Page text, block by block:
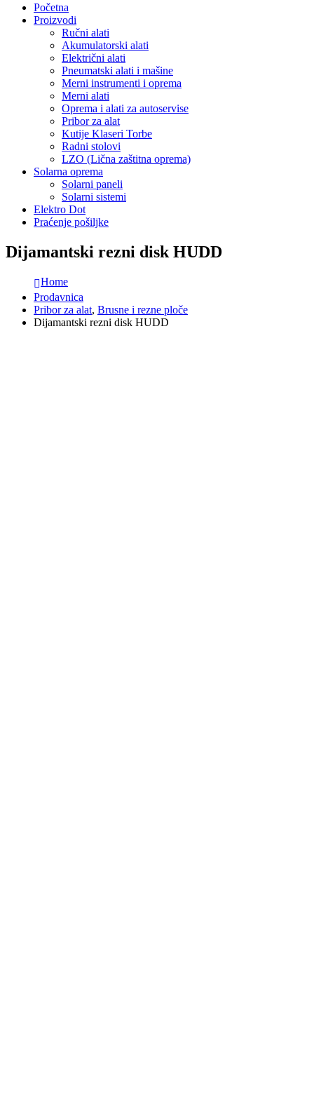
Početna
Proizvodi
Ručni alati
Akumulatorski alati
Električni alati
Pneumatski alati i mašine
Merni instrumenti i oprema
Merni alati
Oprema i alati za autoservise
Pribor za alat
Kutije Klaseri Torbe
Radni stolovi
LZO (Lična zaštitna oprema)
Solarna oprema
Solarni paneli
Solarni sistemi
Elektro Dot
Praćenje pošiljke
Dijamantski rezni disk HUDD
Home
Prodavnica
Pribor za alat, Brusne i rezne ploče
Dijamantski rezni disk HUDD